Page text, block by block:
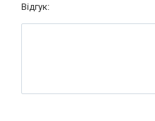
Відгук: